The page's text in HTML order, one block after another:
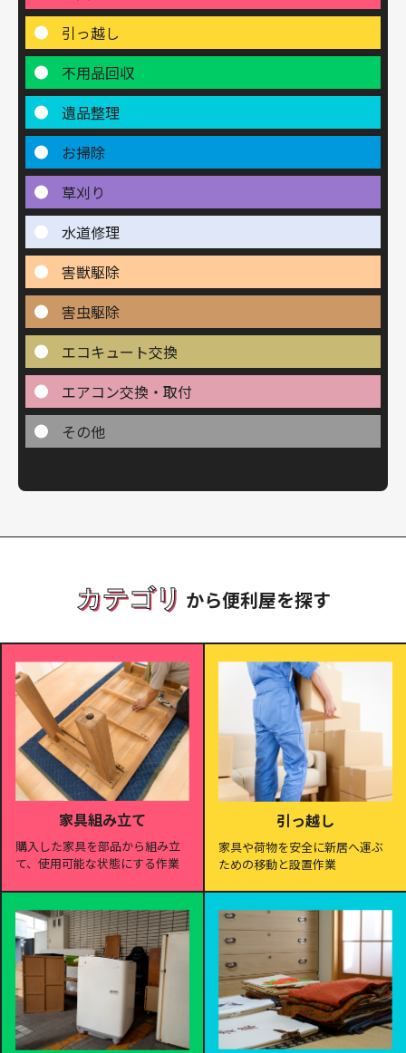
引っ越し
不用品回収
遺品整理
お掃除
草刈り
水道修理
害獣駆除
害虫駆除
エコキュート交換
エアコン交換・取付
その他
カテゴリ から便利屋を探す
家具組み立て
購入した家具を部品から組み立
て、使用可能な状態にする作業
引っ越し
家具や荷物を安全に新居へ運ぶ
ための移動と設置作業